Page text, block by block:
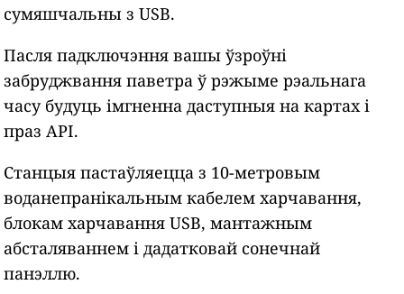
сумяшчальны з USB.
Пасля падключэння вашы ўзроўні
забруджвання паветра ў рэжыме рэальнага
часу будуць імгненна даступныя на картах і
праз API.
Станцыя пастаўляецца з 10-метровым
воданепранікальным кабелем харчавання,
блокам харчавання USB, мантажным
абсталяваннем і дадатковай сонечнай
панэллю.